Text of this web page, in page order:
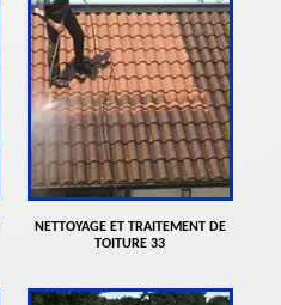
NETTOYAGE ET TRAITEMENT DE
TOITURE 33